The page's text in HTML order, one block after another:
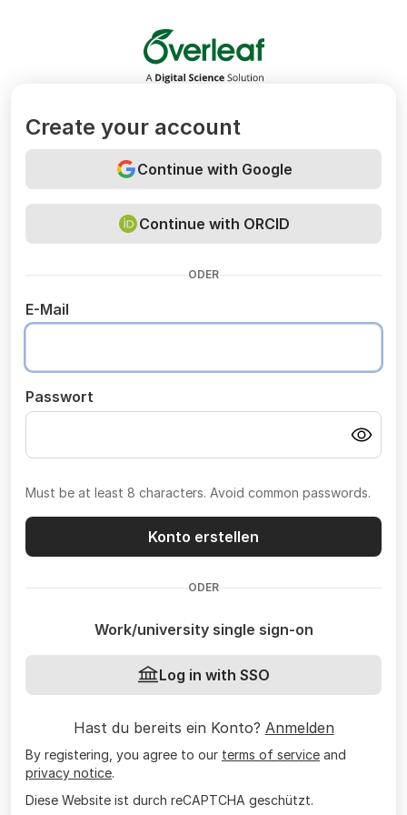
Overleaf
Create your account
Continue with Google
Continue with ORCID
ODER
E-Mail
Passwort
Must be at least 8 characters. Avoid common passwords.
Konto erstellen
ODER
Work/university single sign-on
Log in with SSO
Hast du bereits ein Konto? Anmelden
By registering, you agree to our terms of service and
privacy notice.
Diese Website ist durch reCAPTCHA geschützt.